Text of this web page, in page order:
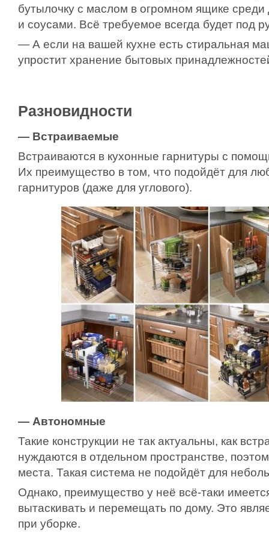
бутылочку с маслом в огромном ящике среди
и соусами. Всё требуемое всегда будет под
— А если на вашей кухне есть стиральная
упростит хранение бытовых
Разновидности
— Встраиваемые
Встраиваются в кухонные гарнитуры с
Их преимущество в том, что подойдёт для
гарнитуров (даже для углового).
— Автономные
Такие конструкции не так актуальны, как
нуждаются в отдельном пространстве,
места. Такая система не подойдёт для
Однако, преимущество у неё всё-таки
вытаскивать и перемещать по дому. Это
при уборке.